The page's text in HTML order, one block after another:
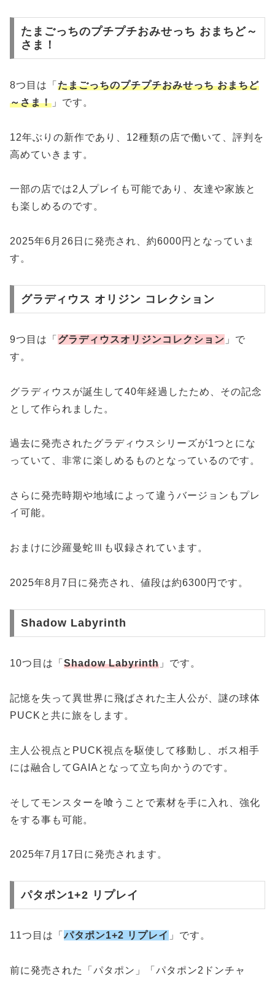
たまごっちのプチプチおみせっち おまちど～
さま！
8つ目は「 たまごっちのプチプチおみせっち おまちど
～さま！ 」です。
12年ぶりの新作であり、12種類の店で働いて、評判を
高めていきます。
一部の店では2人プレイも可能であり、友達や家族と
も楽しめるのです。
2025年6月26日に発売され、約6000円となっていま
す。
グラディウス オリジン コレクション
9つ目は「 グラディウスオリジンコレクション 」で
す。
グラディウスが誕生して40年経過したため、その記念
として作られました。
過去に発売されたグラディウスシリーズが1つとにな
っていて、非常に楽しめるものとなっているのです。
さらに発売時期や地域によって違うバージョンもプレ
イ可能。
おまけに沙羅曼蛇Ⅲも収録されています。
2025年8月7日に発売され、値段は約6300円です。
Shadow Labyrinth
10つ目は「 Shadow Labyrinth 」です。
記憶を失って異世界に飛ばされた主人公が、謎の球体
PUCKと共に旅をします。
主人公視点とPUCK視点を駆使して移動し、ボス相手
には融合してGAIAとなって立ち向かうのです。
そしてモンスターを喰うことで素材を手に入れ、強化
をする事も可能。
2025年7月17日に発売されます。
パタポン1+2 リプレイ
11つ目は「パタポン1+2 リプレイ 」です。
前に発売された「パタポン」「パタポン2ドンチャ